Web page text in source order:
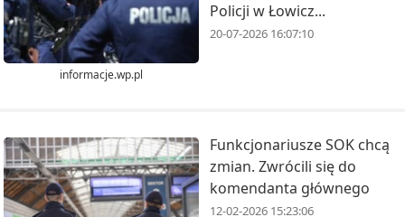
informacje.wp.pl
Policji w Łowicz...
20-07-2026 16:07:10
Funkcjonariusze SOK chcą
zmian. Zwrócili się do
komendanta głównego
12-02-2026 15:23:06